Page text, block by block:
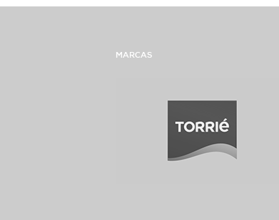
MARCAS